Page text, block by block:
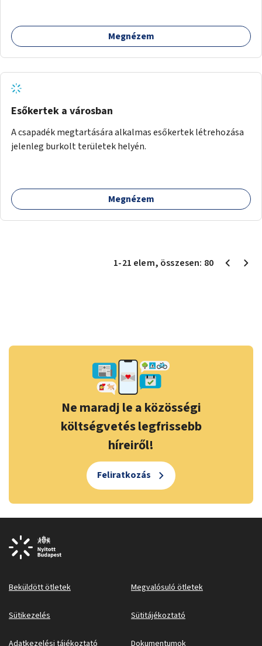
Megnézem
Esőkertek a városban
A csapadék megtartására alkalmas esőkertek létrehozása
jelenleg burkolt területek helyén.
Megnézem
1-21 elem, összesen: 80
Ne maradj le a közösségi
költségvetés legfrissebb
híreiről!
Feliratkozás
Beküldött ötletek Megvalósuló ötletek
Sütikezelés Sütitájékoztató
Adatkezelési tájékoztató Dokumentumok